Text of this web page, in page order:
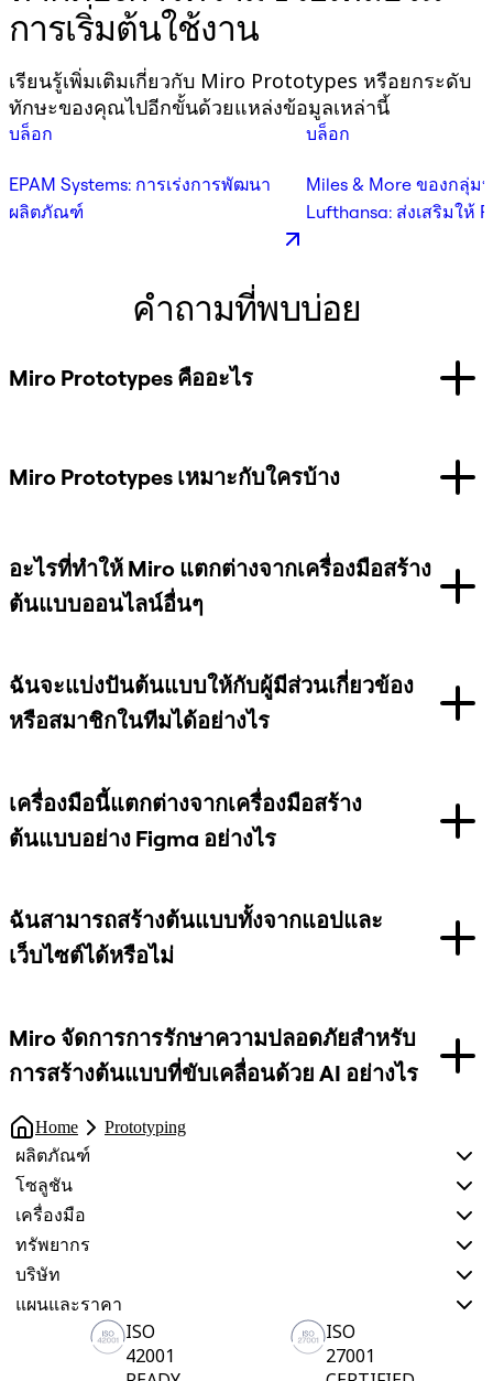
การเริ่มต้นใช้งาน
เรียนรู้เพิ่มเติมเกี่ยวกับ Miro Prototypes หรือยกระดับ
ทักษะของคุณไปอีกขั้นด้วยแหล่งข้อมูลเหล่านี้
บล็อก
EPAM Systems: การเร่งการพัฒนา
ผลิตภัณฑ์
บล็อก
Miles & More ของกลุ่ม
Lufthansa: ส่งเสริมให้
คำถามที่พบบ่อย
Miro Prototypes คืออะไร
Miro Prototypes เหมาะกับใครบ้าง
อะไรที่ทำให้ Miro แตกต่างจากเครื่องมือสร้าง
ต้นแบบออนไลน์อื่นๆ
ฉันจะแบ่งปันต้นแบบให้กับผู้มีส่วนเกี่ยวข้อง
หรือสมาชิกในทีมได้อย่างไร
เครื่องมือนี้แตกต่างจากเครื่องมือสร้าง
ต้นแบบอย่าง Figma อย่างไร
ฉันสามารถสร้างต้นแบบทั้งจากแอปและ
เว็บไซต์ได้หรือไม่
Miro จัดการการรักษาความปลอดภัยสำหรับ
การสร้างต้นแบบที่ขับเคลื่อนด้วย AI อย่างไร
Home Prototyping
ผลิตภัณฑ์
โซลูชัน
เครื่องมือ
ทรัพยากร
บริษัท
แผนและราคา
ISO
42001
ISO
27001